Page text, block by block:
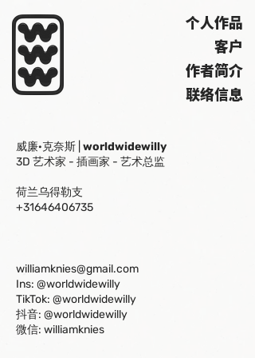
个人作品
客户
作者简介
联络信息
威廉·克奈斯 | worldwidewilly
3D 艺术家 - 插画家 - 艺术总监
荷兰乌得勒支
+31646406735
williamknies@gmail.com
Ins: @worldwidewilly
TikTok: @worldwidewilly
抖音: @worldwidewilly
微信: williamknies